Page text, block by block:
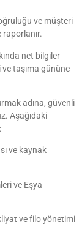
ve müşteri
net bilgiler
taşıma gününe
adına, güvenli
Aşağıdaki
ve kaynak
ve Eşya
ve filo yönetimi